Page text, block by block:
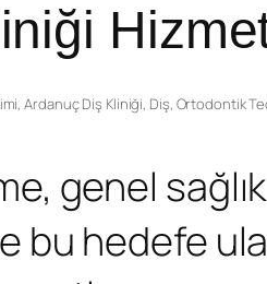
,Ardanuç Diş Kliniği, Diş, Ortodontik
genel
bu hedefe